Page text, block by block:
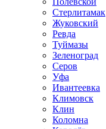
Стерлитамак
Жуковский
Ревда
Туймазы
Зеленоград
Серов
Уфа
Ивантеевка
Климовск
Клин
Коломна